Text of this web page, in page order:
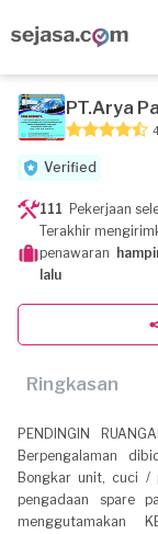
PT.Arya
Verified
111 Pekerjaan
Terakhir
penawaran
lalu
Ringkasan
PENDINGIN
Berpengalaman
Bongkar unit, cuci /
pengadaan spare
menggutamakan